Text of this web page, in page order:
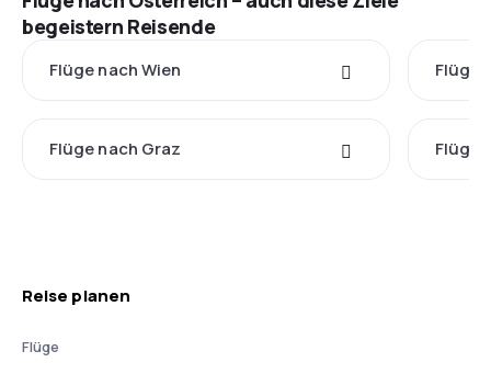
begeistern Reisende
Flüge nach Wien Flüge
Flüge nach Graz Flüge
Reise planen
Flüge